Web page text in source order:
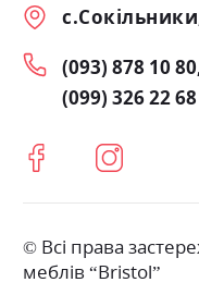
(093) 878 10 80
(099) 326 22 68
© Всі права
меблів “Bristol”